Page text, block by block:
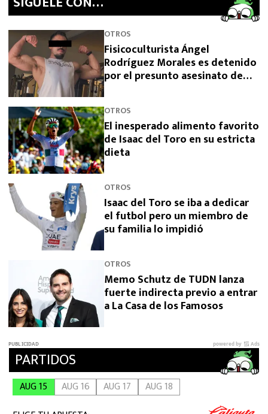
OTROS
Fisicoculturista Ángel
Rodríguez Morales es detenido
por el presunto asesinato de
OTROS
El inesperado alimento favorito
de Isaac del Toro en su estricta
dieta
OTROS
Isaac del Toro se iba a dedicar
el futbol pero un miembro de
su familia lo impidió
OTROS
Memo Schutz de TUDN lanza
fuerte indirecta previo a entrar
a La Casa de los Famosos